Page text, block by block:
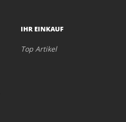
IHR EINKAUF
Top Artikel